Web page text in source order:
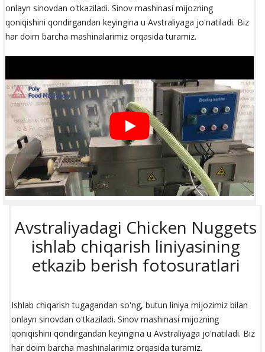
onlayn sinovdan o'tkaziladi. Sinov mashinasi mijozning
qoniqishini qondirgandan keyingina u Avstraliyaga jo'natiladi. Biz
har doim barcha mashinalarimiz orqasida turamiz.
Avstraliyadagi Chicken Nuggets
ishlab chiqarish liniyasining
etkazib berish fotosuratlari
Ishlab chiqarish tugagandan so'ng, butun liniya mijozimiz bilan
onlayn sinovdan o'tkaziladi. Sinov mashinasi mijozning
qoniqishini qondirgandan keyingina u Avstraliyaga jo'natiladi. Biz
har doim barcha mashinalarimiz orqasida turamiz.